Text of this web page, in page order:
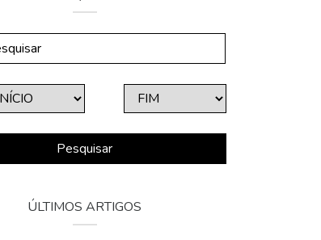
Pesquisar
ÚLTIMOS ARTIGOS